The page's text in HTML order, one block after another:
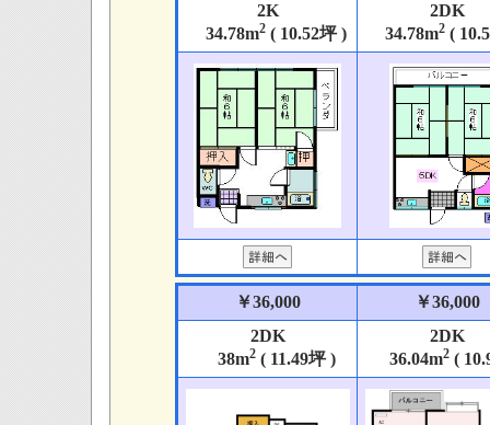
2K
34.78m2 ( 10.52坪 )
2DK
34.78m2 (
￥36,000
￥36,000
2DK
38m2( 11.49坪 )
2DK
36.04m2 (